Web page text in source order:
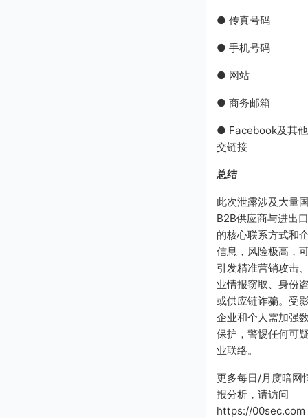
● 传真号码
● 手机号码
● 网站
● 商务邮箱
● Facebook及其
交链接
总结
此次泄露涉及大量
B2B供应商与进出
的核心联系方式和
信息，风险极高，
引发精准营销攻击
业情报窃取、身份
或供应链诈骗。受
企业和个人需加强
保护，警惕任何可
业联络。
更多每日/月度暗网
报分析，请访问
https://00sec.com